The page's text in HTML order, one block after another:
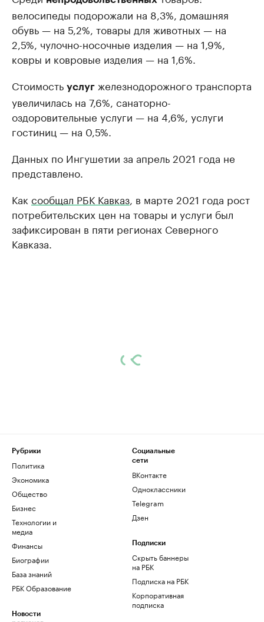
велосипеды подорожали на 8,3%, домашняя
обувь — на 5,2%, товары для животных — на
2,5%, чулочно-носочные изделия — на 1,9%,
ковры и ковровые изделия — на 1,6%.
Стоимость услуг железнодорожного транспорта
увеличилась на 7,6%, санаторно-
оздоровительные услуги — на 4,6%, услуги
гостиниц — на 0,5%.
Данных по Ингушетии за апрель 2021 года не
представлено.
Как сообщал РБК Кавказ , в марте 2021 года рост
потребительских цен на товары и услуги был
зафиксирован в пяти регионах Северного
Кавказа.
Рубрики
Политика
Экономика
Общество
Бизнес
Технологии и
медиа
Финансы
Биографии
База знаний
РБК Образование
Новости
Социальные
сети
ВКонтакте
Одноклассники
Telegram
Дзен
Подписки
Скрыть баннеры
на РБК
Подписка на РБК
Корпоративная
подписка